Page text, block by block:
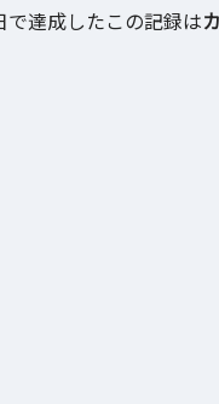
で達成したこの記録は